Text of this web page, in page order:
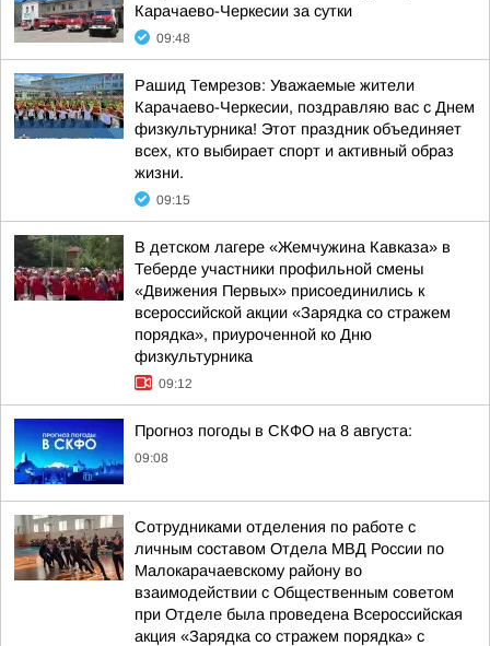
Карачаево-Черкесии за сутки
09:48
Рашид Темрезов: Уважаемые жители
Карачаево-Черкесии, поздравляю вас с Днем
физкультурника! Этот праздник объединяет
всех, кто выбирает спорт и активный образ
жизни.
09:15
В детском лагере «Жемчужина Кавказа» в
Теберде участники профильной смены
«Движения Первых» присоединились к
всероссийской акции «Зарядка со стражем
порядка», приуроченной ко Дню
физкультурника
09:12
Прогноз погоды в СКФО на 8 августа:
09:08
Сотрудниками отделения по работе с
личным составом Отдела МВД России по
Малокарачаевскому району во
взаимодействии с Общественным советом
при Отделе была проведена Всероссийская
акция «Зарядка со стражем порядка» с